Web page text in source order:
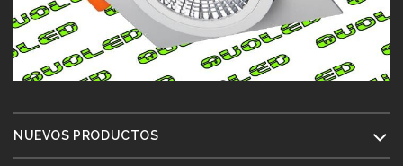
NUEVOS PRODUCTOS